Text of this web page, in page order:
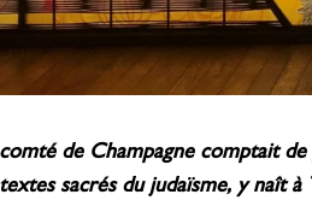
de Champagne comptait
sacrés du judaïsme, y naît